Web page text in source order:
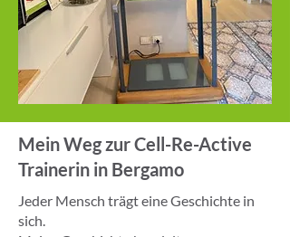
Mein Weg zur Cell-Re-Active
Trainerin in Bergamo
Jeder Mensch trägt eine Geschichte in
sich.